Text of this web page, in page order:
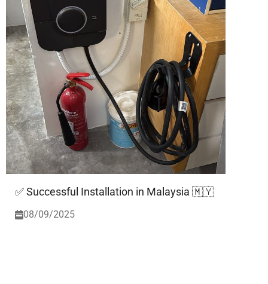
✅ Successful Installation in Malaysia 🇲🇾
08/09/2025